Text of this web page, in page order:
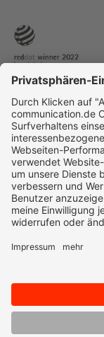
© 2025 Saupe